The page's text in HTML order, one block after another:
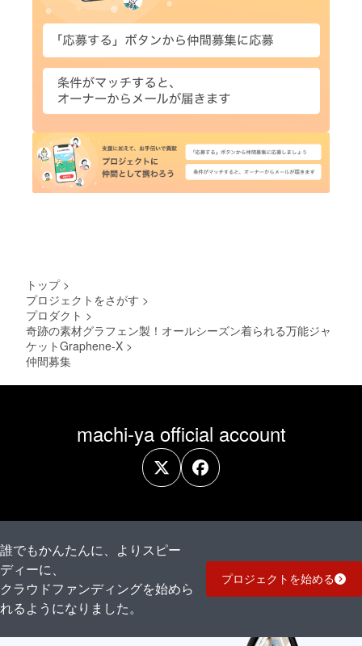
トップ >
プロジェクトをさがす >
プロダクト >
奇跡の素材グラフェン製！オールシーズン着られる万能ジャ
ケットGraphene-X >
仲間募集
machi-ya official account
誰でもかんたんに、よりスピー
ディーに、
クラウドファンディングを始めら
れるようになりました。
プロジェクトを始める